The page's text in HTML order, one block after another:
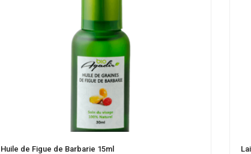
Huile de Figue de Barbarie 15ml